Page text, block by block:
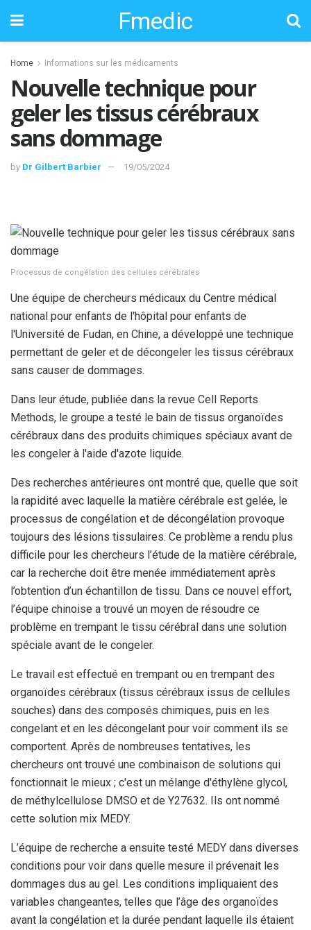
Fmedic
Home Informations sur les médicaments
Nouvelle technique pour
geler les tissus cérébraux
sans dommage
by Dr Gilbert Barbier 19/05/2024
Processus de congélation des cellules cérébrales
Une équipe de chercheurs médicaux du Centre médical
national pour enfants de l'hôpital pour enfants de
l'Université de Fudan, en Chine, a développé une technique
permettant de geler et de décongeler les tissus cérébraux
sans causer de dommages.
Dans leur étude, publiée dans la revue Cell Reports
Methods, le groupe a testé le bain de tissus organoïdes
cérébraux dans des produits chimiques spéciaux avant de
les congeler à l'aide d'azote liquide.
Des recherches antérieures ont montré que, quelle que soit
la rapidité avec laquelle la matière cérébrale est gelée, le
processus de congélation et de décongélation provoque
toujours des lésions tissulaires. Ce problème a rendu plus
difficile pour les chercheurs l’étude de la matière cérébrale,
car la recherche doit être menée immédiatement après
l’obtention d’un échantillon de tissu. Dans ce nouvel effort,
l’équipe chinoise a trouvé un moyen de résoudre ce
problème en trempant le tissu cérébral dans une solution
spéciale avant de le congeler.
Le travail est effectué en trempant ou en trempant des
organoïdes cérébraux (tissus cérébraux issus de cellules
souches) dans des composés chimiques, puis en les
congelant et en les décongelant pour voir comment ils se
comportent. Après de nombreuses tentatives, les
chercheurs ont trouvé une combinaison de solutions qui
fonctionnait le mieux ; c'est un mélange d'éthylène glycol,
de méthylcellulose DMSO et de Y27632. Ils ont nommé
cette solution mix MEDY.
L’équipe de recherche a ensuite testé MEDY dans diverses
conditions pour voir dans quelle mesure il prévenait les
dommages dus au gel. Les conditions impliquaient des
variables changeantes, telles que l’âge des organoïdes
avant la congélation et la durée pendant laquelle ils étaient